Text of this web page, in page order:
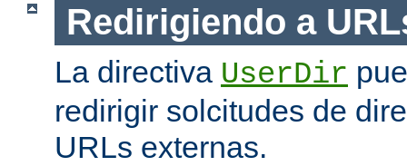
Redirigiendo a
La directiva UserDir
redirigir solcitudes de
URLs externas.